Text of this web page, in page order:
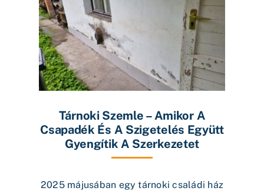
Tárnoki Szemle – Amikor A
Csapadék És A Szigetelés Együtt
Gyengítik A Szerkezetet
2025 májusában egy tárnoki családi ház